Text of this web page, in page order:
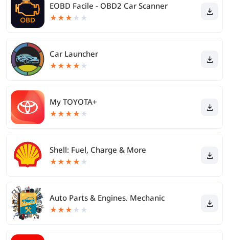
EOBD Facile - OBD2 Car Scanner
★★★ ★ ★
Car Launcher
★★★★ ★
My TOYOTA+
★★★★ ★
Shell: Fuel, Charge & More
★★★★ ★
Auto Parts & Engines. Mechanic
★★★ ★ ★